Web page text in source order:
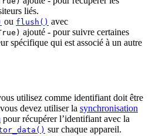
liés.
ou flush() avec
ajouté - pour suivre certaines
spécifique qui est associé à un autre
utilisez comme identifiant doit être
devez utiliser la synchronisation
pour récupérer l’identifiant avec la
sur chaque appareil.